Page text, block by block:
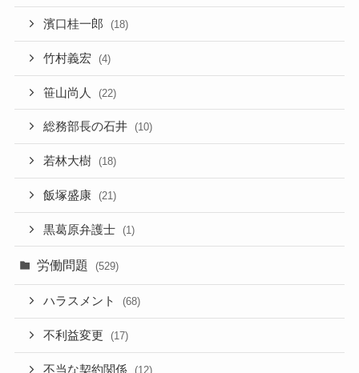
濱口桂一郎 (18)
竹村義宏 (4)
笹山尚人 (22)
総務部長の石井 (10)
若林大樹 (18)
飯塚盛康 (21)
黒葛原弁護士 (1)
労働問題 (529)
ハラスメント (68)
不利益変更 (17)
不当な契約関係 (12)